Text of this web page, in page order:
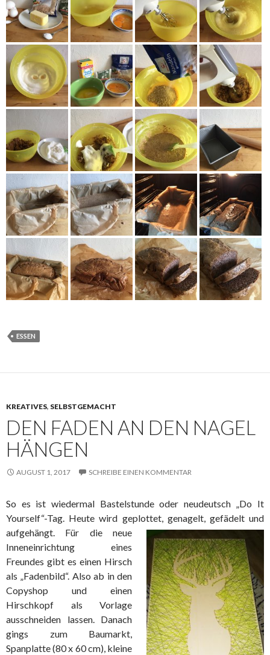
ESSEN
KREATIVES, SELBSTGEMACHT
DEN FADEN AN DEN NAGEL
HÄNGEN
AUGUST 1, 2017 SCHREIBE EINEN KOMMENTAR
So es ist wiedermal Bastelstunde oder neudeutsch „Do It
Yourself“-Tag. Heute wird geplottet, genagelt, gefädelt und
aufgehängt. Für die neue
Inneneinrichtung eines
Freundes gibt es einen Hirsch
als „Fadenbild“. Also ab in den
Copyshop und einen
Hirschkopf als Vorlage
ausschneiden lassen. Danach
gings zum Baumarkt,
Spanplatte (80 x 60 cm), kleine